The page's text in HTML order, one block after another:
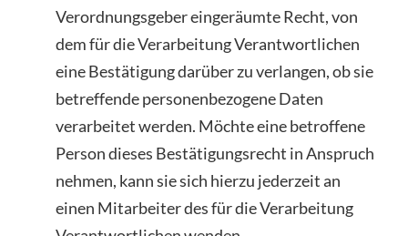
Verordnungsgeber eingeräumte Recht, von
dem für die Verarbeitung Verantwortlichen
eine Bestätigung darüber zu verlangen, ob sie
betreffende personenbezogene Daten
verarbeitet werden. Möchte eine betroffene
Person dieses Bestätigungsrecht in Anspruch
nehmen, kann sie sich hierzu jederzeit an
einen Mitarbeiter des für die Verarbeitung